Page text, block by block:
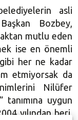
asli
Bozbey,
mutlu eden
ise en önemli
her ne kadar
etmiyorsak da
Nilüfer
uygun
yılından beri,